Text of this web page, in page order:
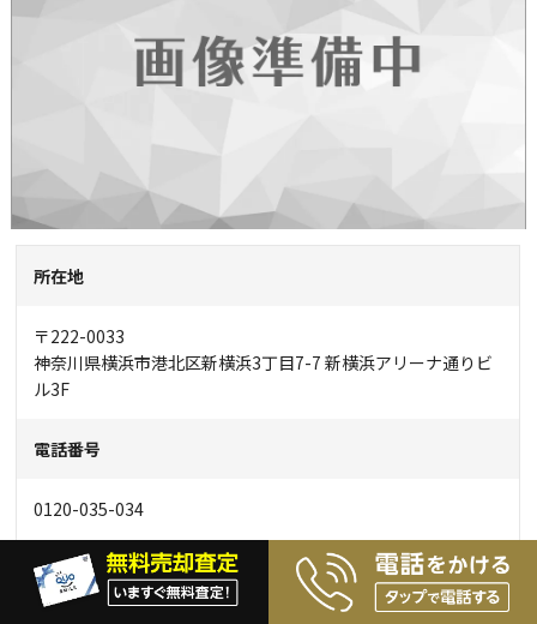
所在地
〒222-0033
神奈川県横浜市港北区新横浜3丁目7-7 新横浜アリーナ通りビ
ル3F
電話番号
0120-035-034